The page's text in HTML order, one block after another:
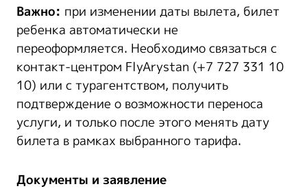
Важно: при изменении даты вылета, билет
ребенка автоматически не
переоформляется. Необходимо связаться с
контакт-центром FlyArystan (+7 727 331 10
10) или с турагентством, получить
подтверждение о возможности переноса
услуги, и только после этого менять дату
билета в рамках выбранного тарифа.
Документы и заявление